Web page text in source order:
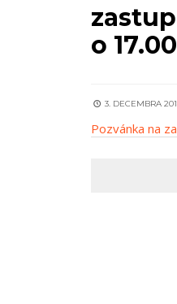
o
3. DECEMBRA
Pozvánka na